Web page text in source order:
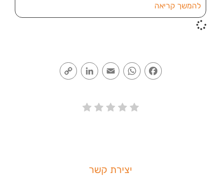
להמשך קריאה
Facebook
WhatsApp
Email
LinkedIn
יצירת קשר